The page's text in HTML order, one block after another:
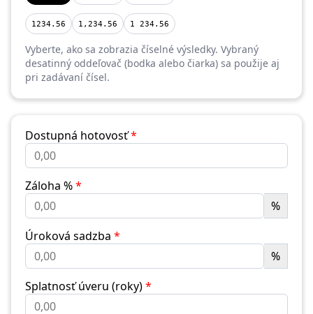
1234.56 1,234.56 1 234.56
Vyberte, ako sa zobrazia číselné výsledky. Vybraný
desatinný oddeľovač (bodka alebo čiarka) sa použije aj
pri zadávaní čísel.
Dostupná hotovosť*
Záloha %*
%
Úroková sadzba *
%
Splatnosť úveru (roky)*